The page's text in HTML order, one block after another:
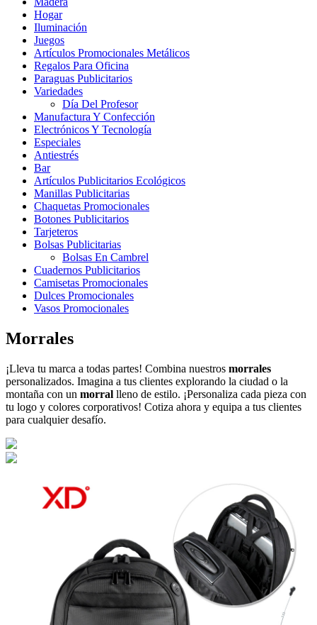
Hogar
Iluminación
Juegos
Artículos Promocionales Metálicos
Regalos Para Oficina
Paraguas Publicitarios
Variedades
Día Del Profesor
Manufactura Y Confección
Electrónicos Y Tecnología
Especiales
Antiestrés
Bar
Artículos Publicitarios Ecológicos
Manillas Publicitarias
Chaquetas Promocionales
Botones Publicitarios
Tarjeteros
Bolsas Publicitarias
Bolsas En Cambrel
Cuadernos Publicitarios
Camisetas Promocionales
Dulces Promocionales
Vasos Promocionales
Morrales
¡Lleva tu marca a todas partes! Combina nuestros morrales
personalizados. Imagina a tus clientes explorando la ciudad o la
montaña con un morral lleno de estilo. ¡Personaliza cada pieza con
tu logo y colores corporativos! Cotiza ahora y equipa a tus clientes
para cualquier desafío.